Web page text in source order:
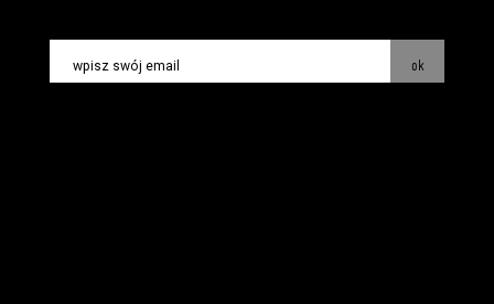
ok